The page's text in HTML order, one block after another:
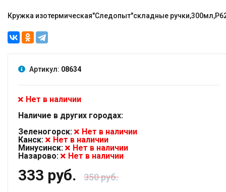
Кружка изотермическая"Следопыт"складные
Артикул: 08634
Нет в наличии
Наличие в других городах:
Зеленогорск:
Нет в наличии
Канск:
Нет в наличии
Минусинск:
Нет в наличии
Назарово:
Нет в наличии
333 руб. 350 руб.